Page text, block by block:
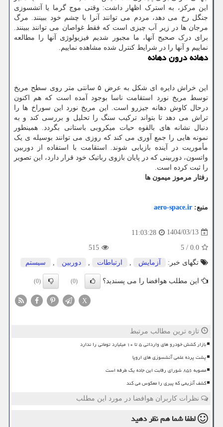
این مرکز، به استرک اظهار داشت: وقتی موج گرما یا آتشسوزی
جنگل رخ می دهد، مردم می توانند آنرا با چشم خود ببینند. مرگ
مرجان ها در زیر آب چیزی است که فقط غواصان می توانند ببینند.
برای درک صحیح آنها، ما مجبور شدیم فیزیولوژی آنها را مطالعه
نماییم و آنها را در شرایط کنترل شده مشاهده نماییم.
دهانه درون دهانه
این خراش دایره ای شکل به عرض ۵ سانتی متر روی سطح مریخ
توسط مریخ نورد استقامت ناسا بوجود آمده است که هم اکنون
درحال کاوش دهانه جیزرو است. این مریخ نورد این سوراخ ها را
تراش می دهد تا بتواند ترکیب سنگ را تحلیل و بررسی کند و به
دنبال نشانه های بالقوه حیات میکروبی باستانی بگردد. همینطور
نمونه هایی را جمع آوری می کند که روزی می توانند بوسیله ی یک
مأموریت در آینده بازیابی شوند. استقامت با استفاده از دوربین
واتسون، دوربینی که در پایان بازوی رباتیک خود قرار دارد، این تصویر
را ثبت کرده است.
رفتار مرموز میمون ها
منبع: aero-space.ir
1404/03/13
11:03:28
0.0
/
5
515
تگهای خبر:
آزمایش , ارتباطات , دوربین , سیستم
این مطلب هوافضا را می پسندید؟ (0)
(0)
X
تازه ترین مطالب مرتبط
بازار کشش خودرو های وارداتی ۵ تا ۱۰ میلیارد تومانی را ندارد
پشت پرده علمی آتشسوزی های اروپا
مصوبه ۸۵۶ شورای رقابت این جاده یک طرفه است
کشف آنزیمی که پیری را معکوس می کند
نظرات کاربران هوافضا در مورد این مطلب
لطفا شما همنظر دهید